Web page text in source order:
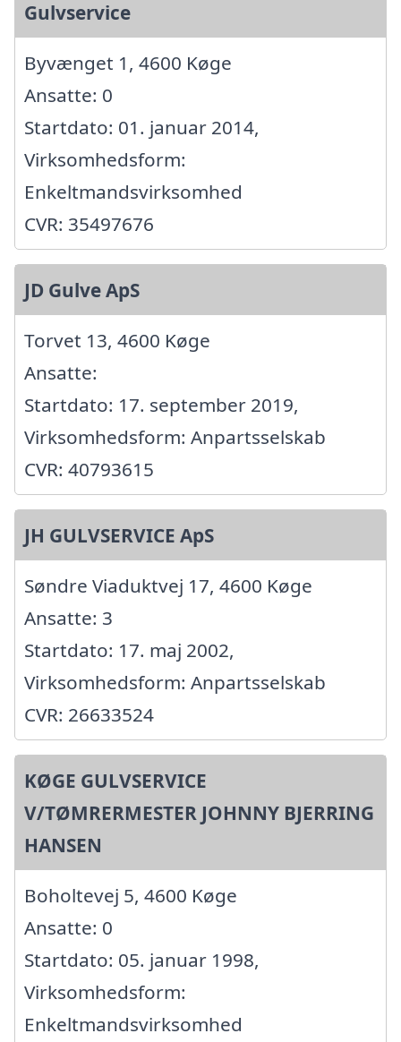
Gulvservice
Byvænget 1, 4600 Køge
Ansatte: 0
Startdato: 01. januar 2014,
Virksomhedsform:
Enkeltmandsvirksomhed
CVR: 35497676
JD Gulve ApS
Torvet 13, 4600 Køge
Ansatte:
Startdato: 17. september 2019,
Virksomhedsform: Anpartsselskab
CVR: 40793615
JH GULVSERVICE ApS
Søndre Viaduktvej 17, 4600 Køge
Ansatte: 3
Startdato: 17. maj 2002,
Virksomhedsform: Anpartsselskab
CVR: 26633524
KØGE GULVSERVICE
V/TØMRERMESTER JOHNNY BJERRING
HANSEN
Boholtevej 5, 4600 Køge
Ansatte: 0
Startdato: 05. januar 1998,
Virksomhedsform:
Enkeltmandsvirksomhed